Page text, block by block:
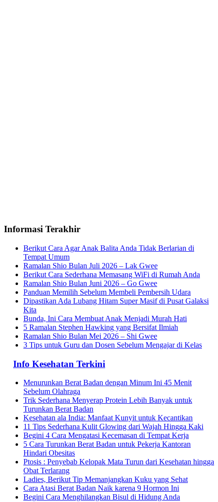
Informasi Terakhir
Berikut Cara Agar Anak Balita Anda Tidak Berlarian di
Tempat Umum
Ramalan Shio Bulan Juli 2026 – Lak Gwee
Berikut Cara Sederhana Memasang WiFi di Rumah Anda
Ramalan Shio Bulan Juni 2026 – Go Gwee
Panduan Memilih Sebelum Membeli Pembersih Udara
Dipastikan Ada Lubang Hitam Super Masif di Pusat Galaksi
Kita
Bunda, Ini Cara Membuat Anak Menjadi Murah Hati
5 Ramalan Stephen Hawking yang Bersifat Ilmiah
Ramalan Shio Bulan Mei 2026 – Shi Gwee
3 Tips untuk Guru dan Dosen Sebelum Mengajar di Kelas
Info Kesehatan Terkini
Menurunkan Berat Badan dengan Minum Ini 45 Menit
Sebelum Olahraga
Trik Sederhana Menyerap Protein Lebih Banyak untuk
Turunkan Berat Badan
Kesehatan ala India: Manfaat Kunyit untuk Kecantikan
11 Tips Sederhana Kulit Glowing dari Wajah Hingga Kaki
Begini 4 Cara Mengatasi Kecemasan di Tempat Kerja
5 Cara Turunkan Berat Badan untuk Pekerja Kantoran
Hindari Obesitas
Ptosis : Penyebab Kelopak Mata Turun dari Kesehatan hingga
Obat Terlarang
Ladies, Berikut Tip Memanjangkan Kuku yang Sehat
Cara Atasi Berat Badan Naik karena 9 Hormon Ini
Begini Cara Menghilangkan Bisul di Hidung Anda